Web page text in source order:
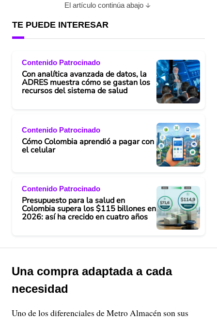
El artículo continúa abajo
TE PUEDE INTERESAR
Contenido Patrocinado
Con analítica avanzada de datos, la
ADRES muestra cómo se gastan los
recursos del sistema de salud
Contenido Patrocinado
Cómo Colombia aprendió a pagar con
el celular
Contenido Patrocinado
Presupuesto para la salud en
Colombia supera los $115 billones en
2026: así ha crecido en cuatro años
Una compra adaptada a cada
necesidad
Uno de los diferenciales de Metro Almacén son sus